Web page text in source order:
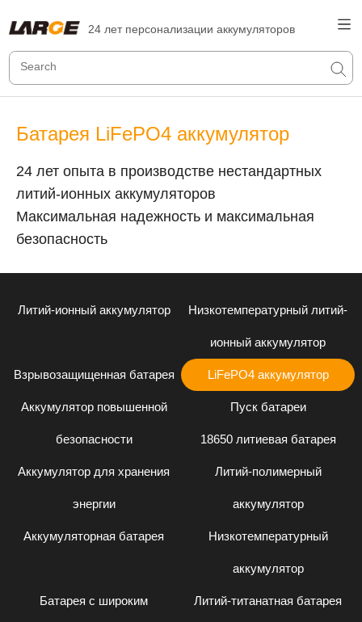
24 лет персонализации аккумуляторов
Батарея LiFePO4 аккумулятор
24 лет опыта в производстве нестандартных
литий-ионных аккумуляторов
Максимальная надежность и максимальная
безопасность
Литий-ионный аккумулятор Низкотемпературный литий-
ионный аккумулятор
Взрывозащищенная батарея LiFePO4 аккумулятор
Аккумулятор повышенной
безопасности
Пуск батареи
18650 литиевая батарея
Аккумулятор для хранения
энергии
Литий-полимерный
аккумулятор
Аккумуляторная батарея Низкотемпературный
аккумулятор
Батарея с широким Литий-титанатная батарея